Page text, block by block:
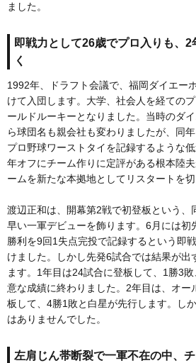
ました。
即戦力として26歳でプロ入りも、
く
1992年、ドラフト会議で、福岡ダイエー
けて入団します。大学、社会人を経ての
ールドルーキーとなりました。当時のダ
ら球団名も親会社も変わりましたが、同
プロ野球ワーストタイを記録するような
年オフにチーム作りに定評がある根本陸
ームを新たな本拠地としてリスタートを切
渡辺正和は、開幕第2戦で初登板という、
早い一軍デビューを飾ります。6月には初
勝利を9回1失点完投で記録するという即
けました。しかし先発6試合では結果が出
ます。1年目は24試合に登板して、1勝3
意な成績に終わりました。2年目は、オー
板して、4勝1敗と白星が先行します。し
はありませんでした。
左肩じん帯断裂で一軍不在の中、